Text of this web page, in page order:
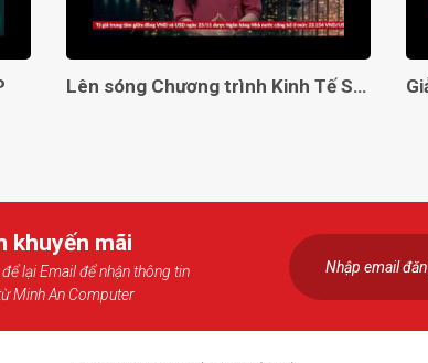
Lên sóng Chương trình Kinh Tế Số VTC2
khuyến mãi
lại Email để nhận thông tin
Minh An Computer